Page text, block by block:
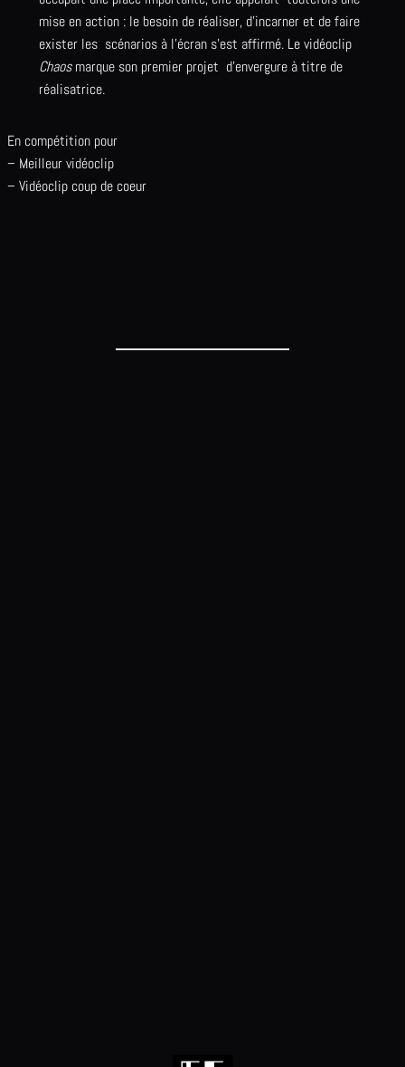
mise en action : le besoin de réaliser, d’incarner et de faire
exister les scénarios à l’écran s’est affirmé. Le vidéoclip
Chaosmarque son premier projet d’envergure à titre de
réalisatrice.
En compétition pour
– Meilleur vidéoclip
– Vidéoclip coup de coeur